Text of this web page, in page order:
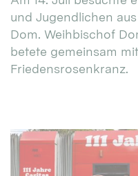
und Jugendlichen
Dom. Weihbischof
betete gemeinsam
Friedensrosenkranz.